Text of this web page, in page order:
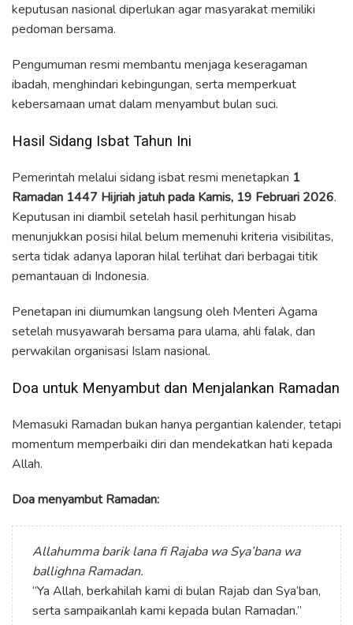
keputusan nasional diperlukan agar masyarakat memiliki
pedoman bersama.
Pengumuman resmi membantu menjaga keseragaman
ibadah, menghindari kebingungan, serta memperkuat
kebersamaan umat dalam menyambut bulan suci.
Hasil Sidang Isbat Tahun Ini
Pemerintah melalui sidang isbat resmi menetapkan 1
Ramadan 1447 Hijriah jatuh pada Kamis, 19 Februari 2026.
Keputusan ini diambil setelah hasil perhitungan hisab
menunjukkan posisi hilal belum memenuhi kriteria visibilitas,
serta tidak adanya laporan hilal terlihat dari berbagai titik
pemantauan di Indonesia.
Penetapan ini diumumkan langsung oleh Menteri Agama
setelah musyawarah bersama para ulama, ahli falak, dan
perwakilan organisasi Islam nasional.
Doa untuk Menyambut dan Menjalankan Ramadan
Memasuki Ramadan bukan hanya pergantian kalender, tetapi
momentum memperbaiki diri dan mendekatkan hati kepada
Allah.
Doa menyambut Ramadan:
Allahumma barik lana fi Rajaba wa Sya’bana wa
ballighna Ramadan.
“Ya Allah, berkahilah kami di bulan Rajab dan Sya’ban,
serta sampaikanlah kami kepada bulan Ramadan.”